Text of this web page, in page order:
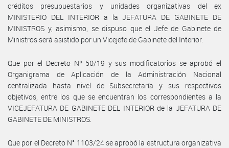
créditos presupuestarios y unidades organizativas del ex
MINISTERIO DEL INTERIOR a la JEFATURA DE GABINETE DE
MINISTROS y, asimismo, se dispuso que el Jefe de Gabinete de
Ministros será asistido por un Vicejefe de Gabinete del Interior.
Que por el Decreto Nº 50/19 y sus modificatorios se aprobó el
Organigrama de Aplicación de la Administración Nacional
centralizada hasta nivel de Subsecretaría y sus respectivos
objetivos, entre los que se encuentran los correspondientes a la
VICEJEFATURA DE GABINETE DEL INTERIOR de la JEFATURA DE
GABINETE DE MINISTROS.
Que por el Decreto N° 1103/24 se aprobó la estructura organizativa